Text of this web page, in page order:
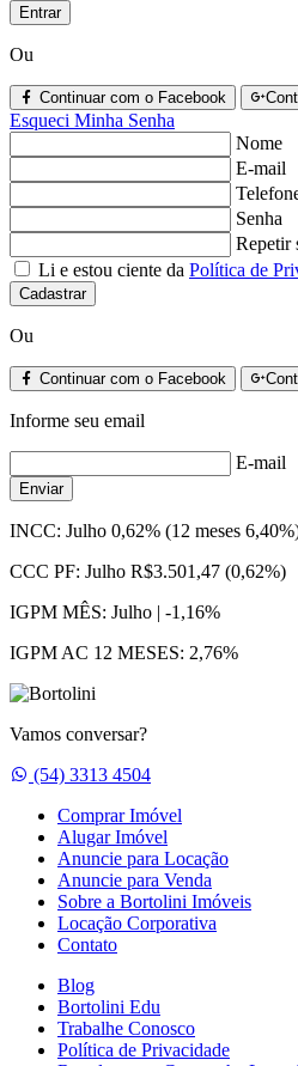
Entrar
Ou
Continuar com o Facebook
Esqueci Minha Senha
Nome
E-mail
Senha
Repetir
Li e estou ciente da Política de
Cadastrar
Ou
Continuar com o Facebook
Informe seu email
E-mail
Enviar
INCC: Julho 0,62% (12 meses
CCC PF: Julho R$3.501,47 (0,62%)
IGPM MÊS: Julho | -1,16%
IGPM AC 12 MESES: 2,76%
Vamos conversar?
Whatsapp
(54) 3313 4504
Comprar Imóvel
Alugar Imóvel
Anuncie para Locação
Anuncie para Venda
Sobre a Bortolini Imóveis
Locação Corporativa
Contato
Blog
Bortolini Edu
Trabalhe Conosco
Política de Privacidade